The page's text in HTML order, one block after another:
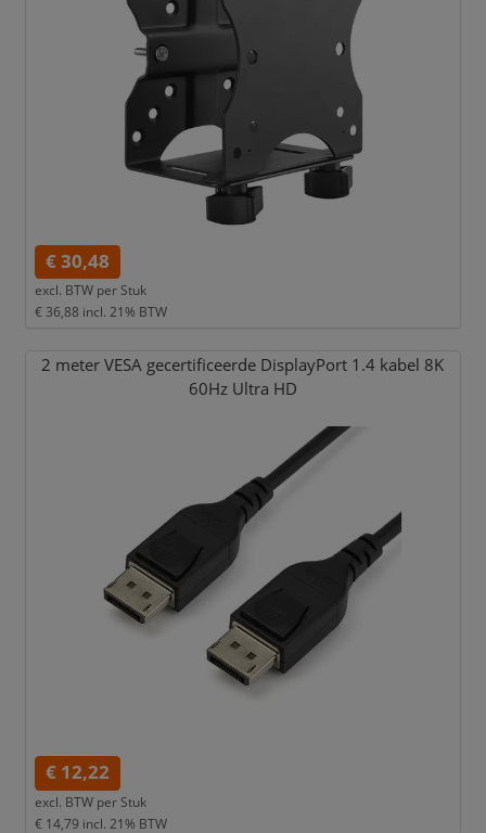
€ 30,48
excl. BTW per Stuk
€ 36,88 incl. 21% BTW
2 meter VESA gecertificeerde DisplayPort 1.4 kabel 8K
60Hz Ultra HD
€ 12,22
excl. BTW per Stuk
€ 14,79 incl. 21% BTW